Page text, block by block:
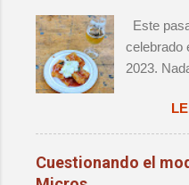
n
c
o
m
e
n
o
Este
celebrado
2023.
cambio de
Cuestionando el